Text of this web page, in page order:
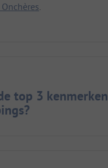
.
top 3 kenmerken